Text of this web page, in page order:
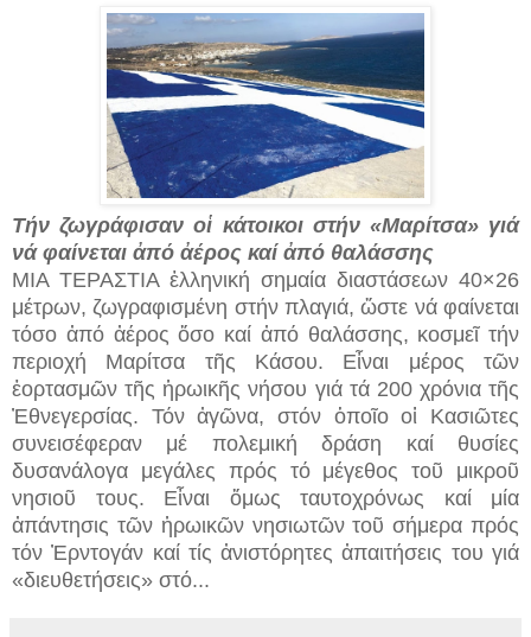
Τήν ζωγράφισαν οἱ κάτοικοι στήν «Μαρίτσα» γιά
νά φαίνεται ἀπό ἀέρος καί ἀπό θαλάσσης
ΜΙΑ ΤΕΡΑΣΤΙΑ ἑλληνική σημαία διαστάσεων 40×26
μέτρων, ζωγραφισμένη στήν πλαγιά, ὥστε νά φαίνεται
τόσο ἀπό ἀέρος ὅσο καί ἀπό θαλάσσης, κοσμεῖ τήν
περιοχή Μαρίτσα τῆς Κάσου. Εἶναι μέρος τῶν
ἑορτασμῶν τῆς ἡρωικῆς νήσου γιά τά 200 χρόνια τῆς
Ἐθνεγερσίας. Τόν ἀγῶνα, στόν ὁποῖο οἱ Κασιῶτες
συνεισέφεραν μέ πολεμική δράση καί θυσίες
δυσανάλογα μεγάλες πρός τό μέγεθος τοῦ μικροῦ
νησιοῦ τους. Εἶναι ὅμως ταυτοχρόνως καί μία
ἀπάντησις τῶν ἡρωικῶν νησιωτῶν τοῦ σήμερα πρός
τόν Ἐρντογάν καί τίς ἀνιστόρητες ἀπαιτήσεις του γιά
«διευθετήσεις» στό...